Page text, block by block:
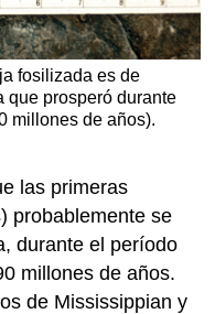
fosilizada es de
que prosperó durante
millones de años).
las primeras
probablemente se
durante el período
millones de años.
de Mississippian y